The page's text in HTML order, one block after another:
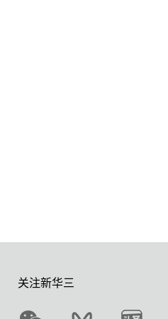
关注新华三